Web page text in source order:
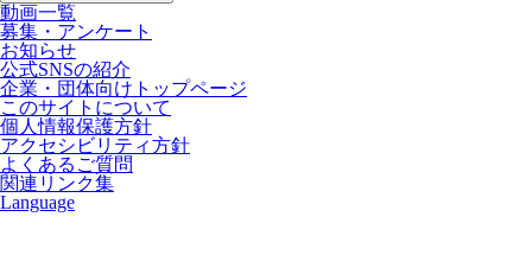
動画一覧
募集・アンケート
お知らせ
公式SNSの紹介
企業・団体向けトップページ
このサイトについて
個人情報保護方針
アクセシビリティ方針
よくあるご質問
関連リンク集
Language